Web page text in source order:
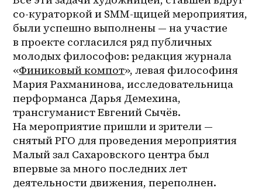
со-кураторкой и SMM-щицей мероприятия,
были успешно выполнены — на участие
в проекте согласился ряд публичных
молодых философов: редакция журнала
«Финиковый компот», левая философиня
Мария Рахманинова, исследовательница
перформанса Дарья Демехина,
трансгуманист Евгений Сычёв.
На мероприятие пришли и зрители —
снятый РГО для проведения мероприятия
Малый зал Сахаровского центра был
впервые за много последних лет
деятельности движения, переполнен.